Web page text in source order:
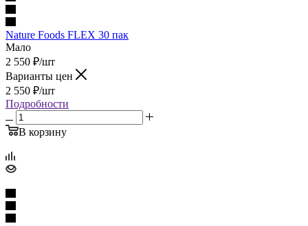
Nature Foods FLEX 30 пак
Мало
2 550 ₽/шт
Варианты цен
2 550 ₽/шт
Подробности
В корзину